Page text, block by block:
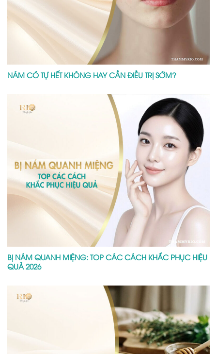
NÁM CÓ TỰ HẾT KHÔNG HAY CẦN ĐIỀU TRỊ SỚM?
BỊ NÁM QUANH MIỆNG: TOP CÁC CÁCH KHẮC PHỤC HIỆU
QUẢ 2026